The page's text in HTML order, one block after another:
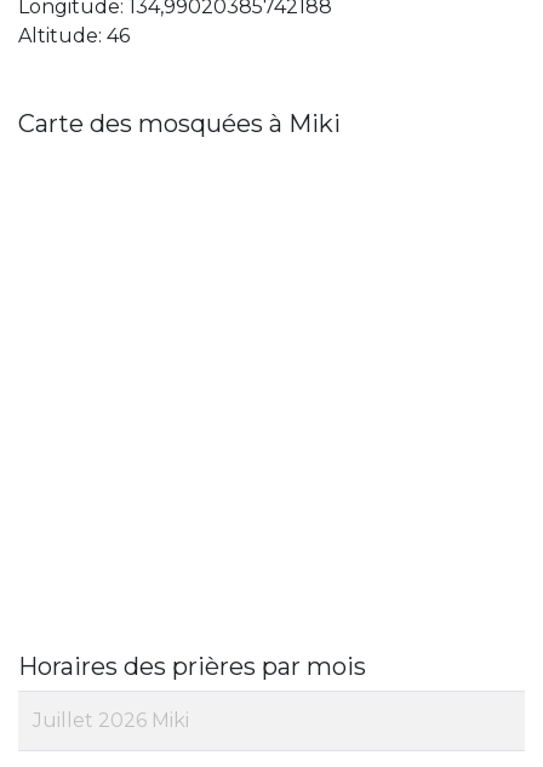
Longitude: 134,99020385742188
Altitude: 46
Carte des mosquées à Miki
Horaires des prières par mois
Juillet 2026 Miki